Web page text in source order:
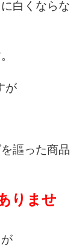
白くならな
が
謳った商品
りませ